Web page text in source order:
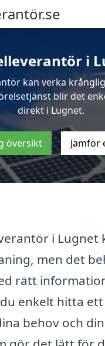
i
kan verka
blir det
direkt i Lugnet.
översikt Jämför
i Lugnet
men det
rätt
enkelt hitta
behov och